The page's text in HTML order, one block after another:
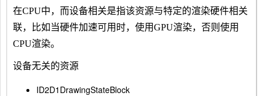
在CPU中，而设备相关是指该资源与特定的渲染硬件相关
联，比如当硬件加速可用时，使用GPU渲染，否则使用
CPU渲染。
设备无关的资源
ID2D1DrawingStateBlock